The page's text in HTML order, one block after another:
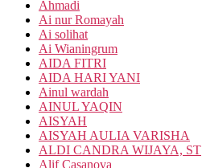
Ahmadi
Ai nur Romayah
Ai solihat
Ai Wianingrum
AIDA FITRI
AIDA HARI YANI
Ainul wardah
AINUL YAQIN
AISYAH
AISYAH AULIA VARISHA
ALDI CANDRA WIJAYA, ST
Alif Casanova